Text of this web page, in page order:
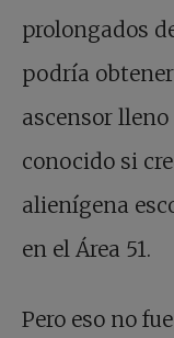
prolongados
podría
ascensor
conocido si
alienígena
en el Área 51.
Pero eso no